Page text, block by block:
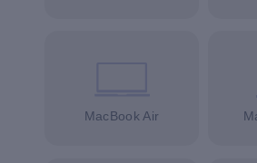
MacBook Air